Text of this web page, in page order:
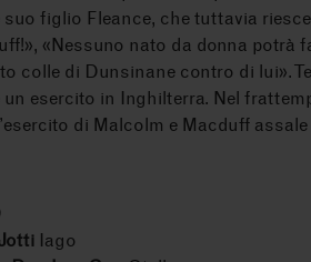
suo figlio Fleance, che tuttavia
«Nessuno nato da donna potrà
colle di Dunsinane contro di lui».
un esercito in Inghilterra. Nel
di Malcolm e Macduff
Iago